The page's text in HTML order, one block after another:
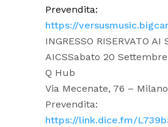
Prevendita:
https://
INGRESSO RISERVATO AI
AICSSabato 20 Settembre
Q Hub
Via Mecenate, 76 – Milano
Prevendita:
https://link.dice.fm/